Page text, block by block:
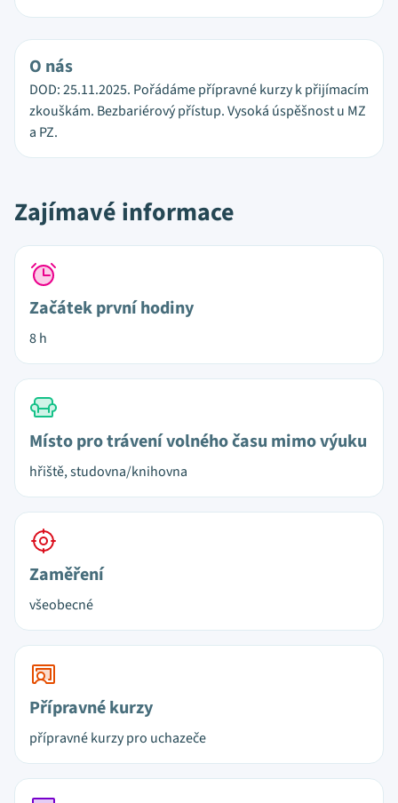
O nás
DOD: 25.11.2025. Pořádáme přípravné kurzy k přijímacím
zkouškám. Bezbariérový přístup. Vysoká úspěšnost u MZ
a PZ.
Zajímavé informace
Začátek první hodiny
8 h
Místo pro trávení volného času mimo výuku
hřiště, studovna/knihovna
Zaměření
všeobecné
Přípravné kurzy
přípravné kurzy pro uchazeče